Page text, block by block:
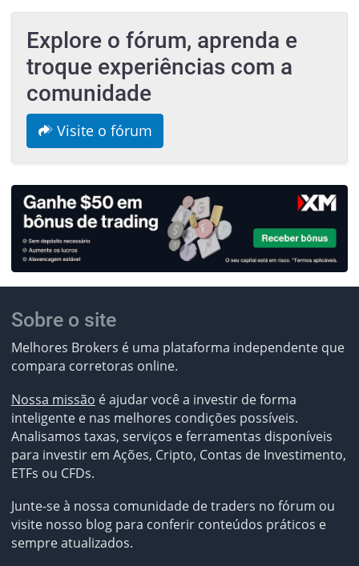
Explore o fórum, aprenda e
troque experiências com a
comunidade
Visite o fórum
Sobre o site
Melhores Brokers é uma plataforma independente que
compara corretoras online.
Nossa missão é ajudar você a investir de forma
inteligente e nas melhores condições possíveis.
Analisamos taxas, serviços e ferramentas disponíveis
para investir em Ações, Cripto, Contas de Investimento,
ETFs ou CFDs.
Junte-se à nossa comunidade de traders no fórum ou
visite nosso blog para conferir conteúdos práticos e
sempre atualizados.